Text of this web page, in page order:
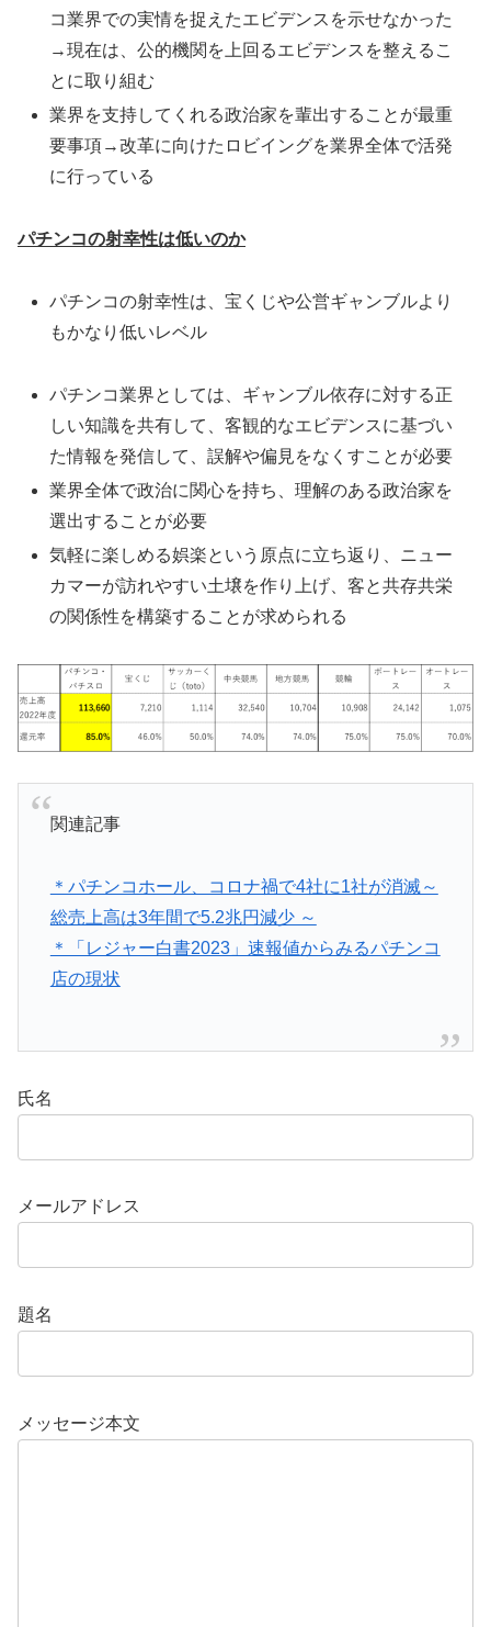
コ業界での実情を捉えたエビデンスを示せなかった
→現在は、公的機関を上回るエビデンスを整えるこ
とに取り組む
業界を支持してくれる政治家を輩出することが最重
要事項→改革に向けたロビイングを業界全体で活発
に行っている
パチンコの射幸性は低いのか
パチンコの射幸性は、宝くじや公営ギャンブルより
もかなり低いレベル
パチンコ業界としては、ギャンブル依存に対する正
しい知識を共有して、客観的なエビデンスに基づい
た情報を発信して、誤解や偏見をなくすことが必要
業界全体で政治に関心を持ち、理解のある政治家を
選出することが必要
気軽に楽しめる娯楽という原点に立ち返り、ニュー
カマーが訪れやすい土壌を作り上げ、客と共存共栄
の関係性を構築することが求められる
関連記事
＊パチンコホール、コロナ禍で4社に1社が消滅～
総売上高は3年間で5.2兆円減少 ～
＊「レジャー白書2023」速報値からみるパチンコ
店の現状
氏名
メールアドレス
題名
メッセージ本文